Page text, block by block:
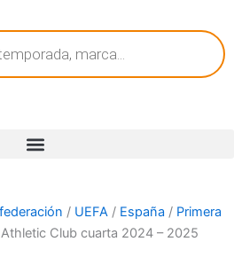
/ UEFA / España / Primera
Club cuarta 2024 – 2025